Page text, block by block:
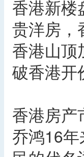
香港新楼
贵洋房，
香港山顶
破香港开
香港房产
乔鸿16